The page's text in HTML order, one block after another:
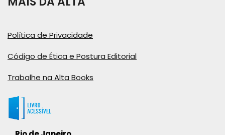
Política de Privacidade
Código de Ética e Postura Editorial
Trabalhe na Alta Books